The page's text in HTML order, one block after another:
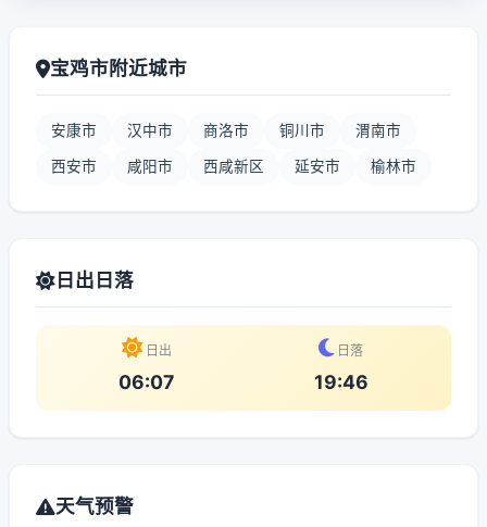
宝鸡市附近城市
安康市 汉中市 商洛市 铜川市 渭南市
西安市 咸阳市 西咸新区 延安市 榆林市
日出日落
日出
06:07
日落
19:46
天气预警